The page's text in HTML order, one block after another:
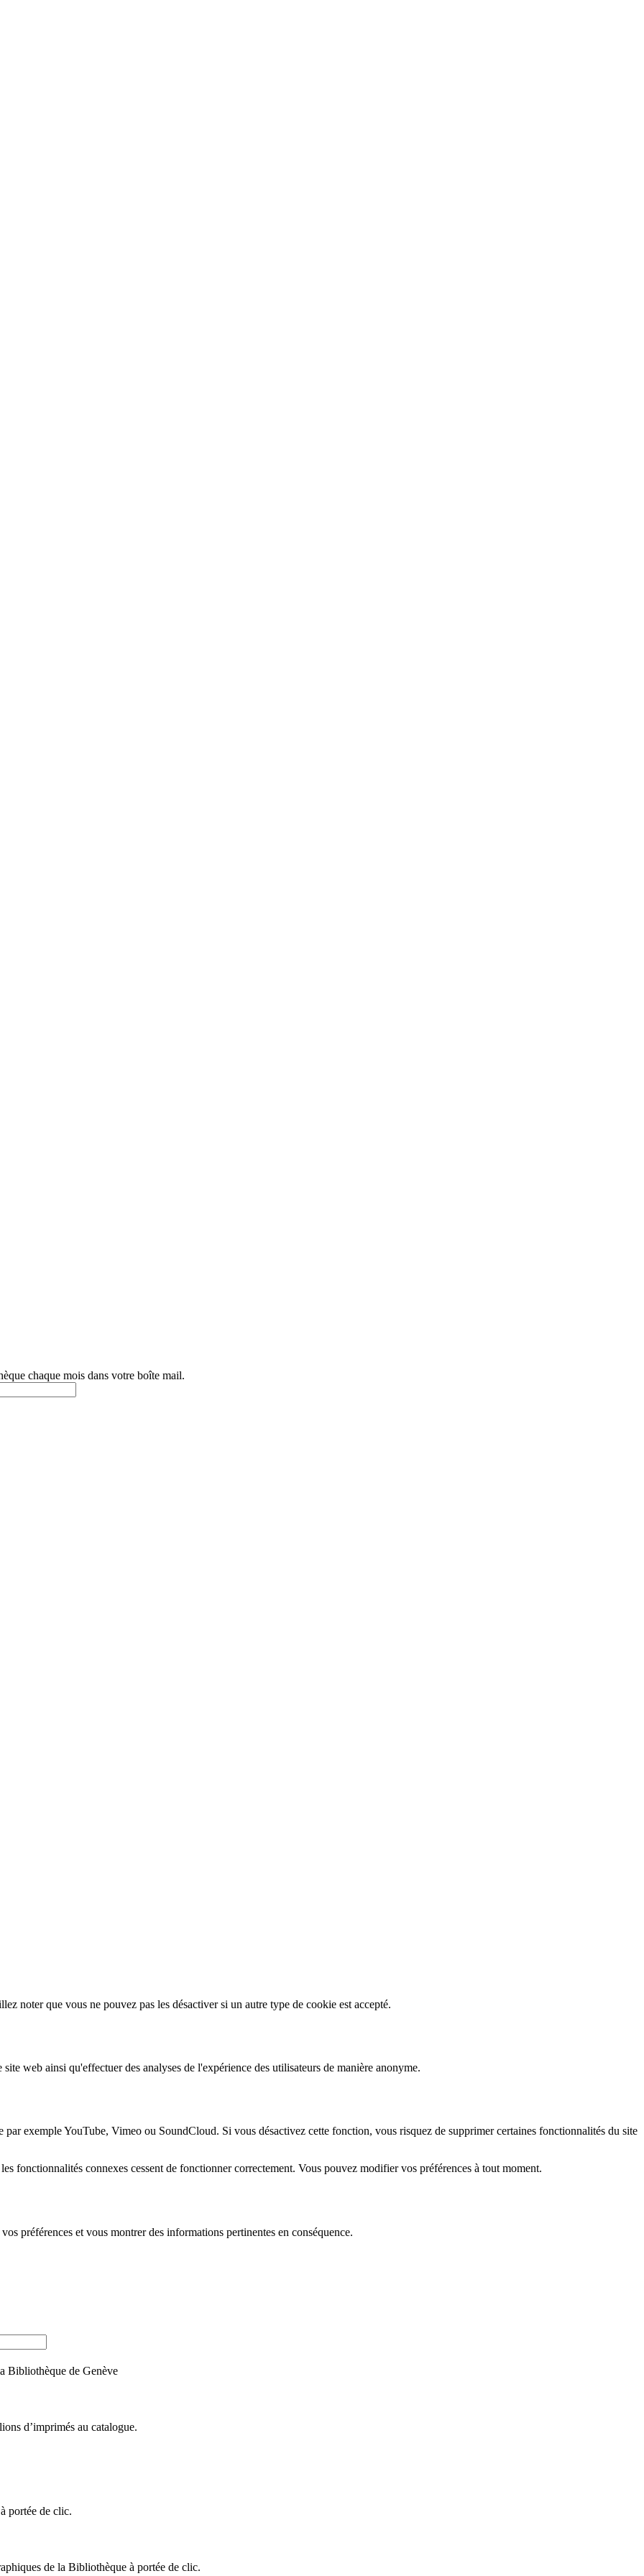
chaque mois dans votre boîte mail.
noter que vous ne pouvez pas les désactiver si un autre type de cookie est accepté.
web ainsi qu'effectuer des analyses de l'expérience des utilisateurs de manière anonyme.
exemple YouTube, Vimeo ou SoundCloud. Si vous désactivez cette fonction, vous risquez de supprimer certaines fonctionnalités du site
fonctionnalités connexes cessent de fonctionner correctement. Vous pouvez modifier vos préférences à tout moment.
préférences et vous montrer des informations pertinentes en conséquence.
Bibliothèque de Genève
d’imprimés au catalogue.
portée de clic.
de la Bibliothèque à portée de clic.